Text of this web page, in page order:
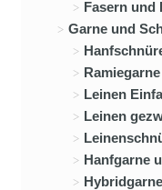
Fasern und
Garne und
Leinen
Leinen
Hanfgarne
Hybridgarne